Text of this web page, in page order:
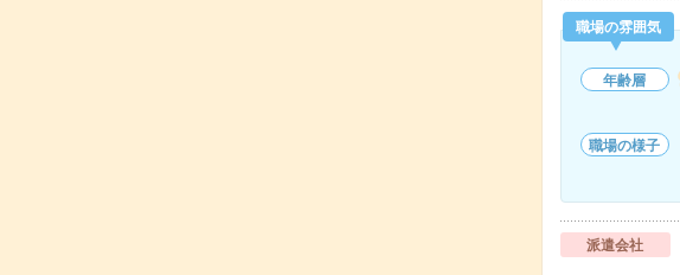
職場の雰囲気
年齢層
職場の様子
派遣会社